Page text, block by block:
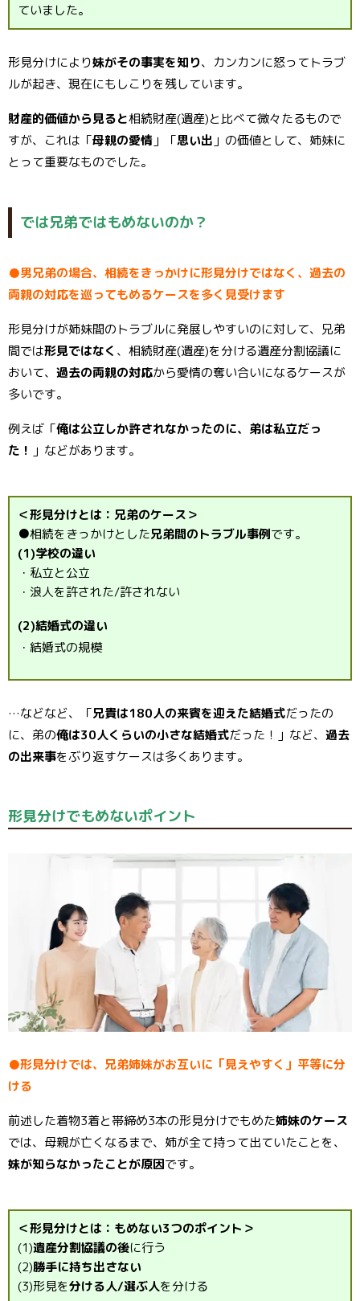
ていました。
形見分けにより妹がその事実を知り、カンカンに怒ってトラブ
ルが起き、現在にもしこりを残しています。
財産的価値から見ると相続財産(遺産)と比べて微々たるもので
すが、これは「母親の愛情 」「思い出 」の価値として、姉妹に
とって重要なものでした。
では兄弟ではもめないのか？
●男兄弟の場合、相続をきっかけに形見分けではなく、過去の
両親の対応を巡ってもめるケースを多く見受けます
形見分けが姉妹間のトラブルに発展しやすいのに対して、兄弟
間では形見ではなく 、相続財産(遺産)を分ける遺産分割協議に
おいて、 過去の両親の対応から愛情の奪い合いになるケースが
多いです。
例えば「俺は公立しか許されなかったのに、弟は私立だっ
た！ 」などがあります。
＜形見分けとは：兄弟のケース＞
●相続をきっかけとした兄弟間のトラブル事例です。
(1)学校の違い
・私立と公立
・浪人を許された/許されない
(2)結婚式の違い
・結婚式の規模
…などなど、「兄貴は180人の来賓を迎えた結婚式だったの
に、弟の俺は30人くらいの小さな結婚式だった！」など、 過去
の出来事をぶり返すケースは多くあります。
形見分けでもめないポイント
●形見分けでは、兄弟姉妹がお互いに「見えやすく」平等に分
ける
前述した着物3着と帯締め3本の形見分けでもめた姉妹のケース
では、母親が亡くなるまで、姉が全て持って出ていたことを、
妹が知らなかったことが原因です。
＜形見分けとは：もめない3つのポイント＞
(1)遺産分割協議の後に行う
(2)勝手に持ち出さない
(3)形見を分ける人/選ぶ人を分ける